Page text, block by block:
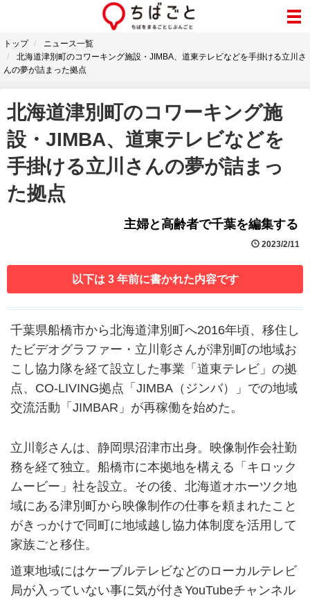
トップ
ニュース一覧
北海道津別町のコワーキング施設・JIMBA、道東テレビなどを手掛ける立川さ
んの夢が詰まった拠点
北海道津別町のコワーキング施
設・JIMBA、道東テレビなどを
手掛ける立川さんの夢が詰まっ
た拠点
主婦と高齢者で千葉を編集する
2023/2/11
以下は 3 年前に書かれた内容です
千葉県船橋市から北海道津別町へ2016年頃、移住し
たビデオグラファー・立川彰さんが津別町の地域お
こし協力隊を経て設立した事業「道東テレビ」の拠
点、CO-LIVING拠点「JIMBA（ジンバ）」での地域
交流活動「JIMBAR」が再稼働を始めた。
立川彰さんは、静岡県沼津市出身。映像制作会社勤
務を経て独立。船橋市に本拠地を構える「キロック
ムービー」社を設立。その後、北海道オホーツク地
域にある津別町から映像制作の仕事を頼まれたこと
がきっかけで同町に地域越し協力体制度を活用して
家族ごと移住。
道東地域にはケーブルテレビなどのローカルテレビ
局が入っていない事に気が付きYouTubeチャンネル